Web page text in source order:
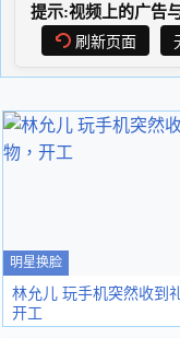
提示:视频上的广告
刷新页面
明星换脸
林允儿 玩手机突然收到
开工